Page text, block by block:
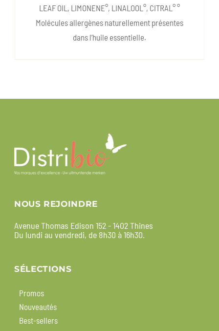
LEAF OIL, LIMONENE°, LINALOOL°, CITRAL° °
Molécules allergènes naturellement présentes
dans l’huile essentielle.
NOUS REJOINDRE
Avenue Thomas Edison 152 - 1402 Thines
Du lundi au vendredi, de 8h30 à 16h30.
SÉLECTIONS
Promos
Nouveautés
Best-sellers